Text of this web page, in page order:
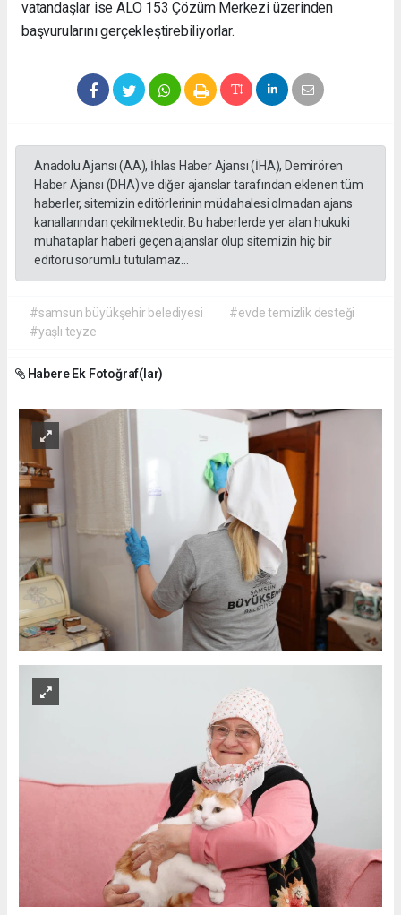
vatandaşlar ise ALO 153 Çözüm Merkezi üzerinden
başvurularını gerçekleştirebiliyorlar.
Anadolu Ajansı (AA), İhlas Haber Ajansı (İHA), Demirören
Haber Ajansı (DHA) ve diğer ajanslar tarafından eklenen tüm
haberler, sitemizin editörlerinin müdahalesi olmadan ajans
kanallarından çekilmektedir. Bu haberlerde yer alan hukuki
muhataplar haberi geçen ajanslar olup sitemizin hiç bir
editörü sorumlu tutulamaz...
#samsun büyükşehir belediyesi
#evde temizlik desteği
#yaşlı teyze
Habere Ek Fotoğraf(lar)